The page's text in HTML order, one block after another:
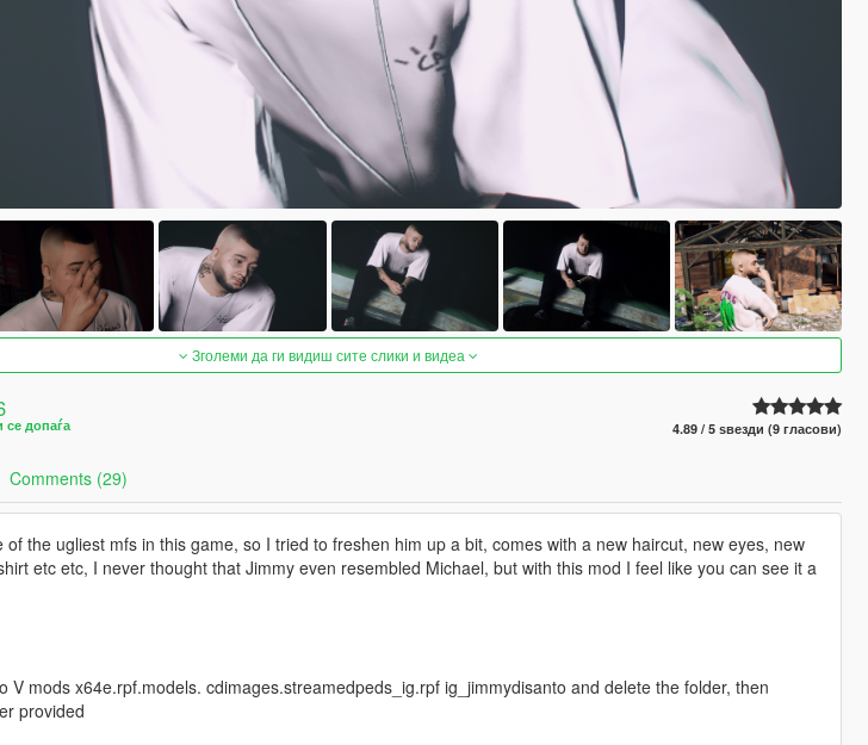
Зголеми да ги видиш сите слики и видеа
се допаѓа 4.89 / 5 ѕвезди (9 гласови)
Comments (29)
of the ugliest mfs in this game, so I tried to freshen him up a bit, comes with a new haircut, new eyes, new
etc etc, I never thought that Jimmy even resembled Michael, but with this mod I feel like you can see it a
V mods x64e.rpf.models. cdimages.streamedpeds_ig.rpf ig_jimmydisanto and delete the folder, then
provided